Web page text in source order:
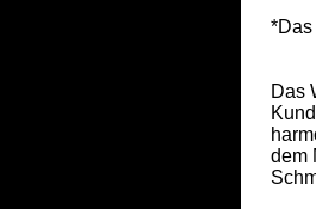
*Das
Das
dem